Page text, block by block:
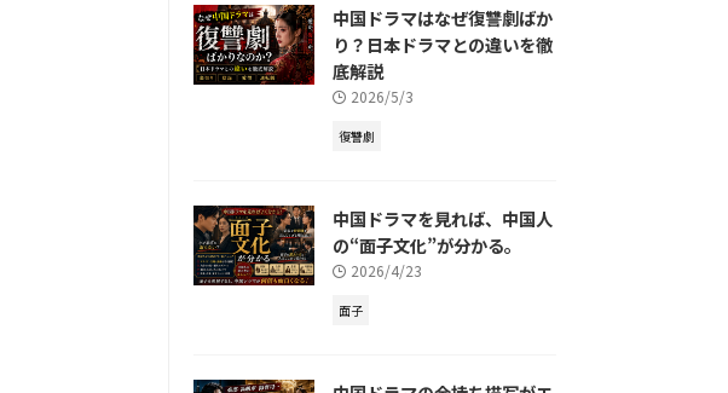
中国ドラマはなぜ復讐劇ばか
り？日本ドラマとの違いを徹
底解説
2026/5/3
復讐劇
中国ドラマを見れば、中国人
の“面子文化”が分かる。
2026/4/23
面子